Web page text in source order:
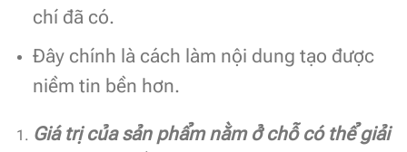
chí đã có.
Đây chính là cách làm nội dung tạo được
niềm tin bền hơn.
Giá trị của sản phẩm nằm ở chỗ có thể giải